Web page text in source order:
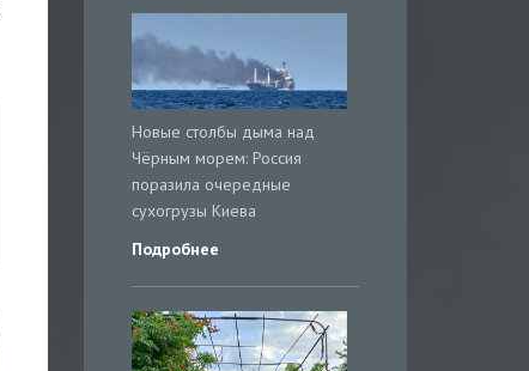
Новые столбы дыма над
Чёрным морем: Россия
поразила очередные
сухогрузы Киева
Подробнее